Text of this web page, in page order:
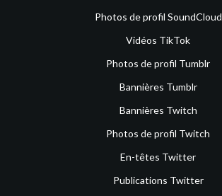
Photos de profil SoundCloud
Vidéos TikTok
Photos de profil Tumblr
Bannières Tumblr
Bannières Twitch
Photos de profil Twitch
En-têtes Twitter
Publications Twitter